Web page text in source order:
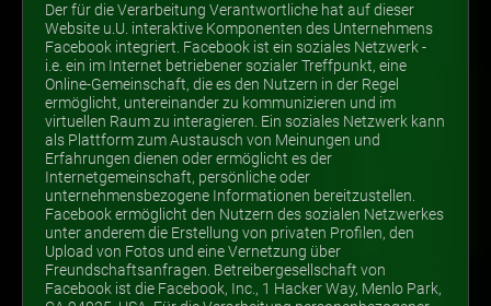
Der für die Verarbeitung Verantwortliche hat auf dieser
Website u.U. interaktive Komponenten des Unternehmens
Facebook integriert. Facebook ist ein soziales Netzwerk -
i.e. ein im Internet betriebener sozialer Treffpunkt, eine
Online-Gemeinschaft, die es den Nutzern in der Regel
ermöglicht, untereinander zu kommunizieren und im
virtuellen Raum zu interagieren. Ein soziales Netzwerk kann
als Plattform zum Austausch von Meinungen und
Erfahrungen dienen oder ermöglicht es der
Internetgemeinschaft, persönliche oder
unternehmensbezogene Informationen bereitzustellen.
Facebook ermöglicht den Nutzern des sozialen Netzwerkes
unter anderem die Erstellung von privaten Profilen, den
Upload von Fotos und eine Vernetzung über
Freundschaftsanfragen. Betreibergesellschaft von
Facebook ist die Facebook, Inc., 1 Hacker Way, Menlo Park,